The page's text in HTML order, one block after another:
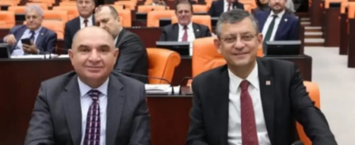
‘Mutlak butlan’ kararıyla CHP'de genel başkanlık
görevine geri dönen Kemal Kılıçdaroğlu'nun
yeni MYK'sında görevli eski Kocaeli Milletvekili
Tahsin Tarhan'ın, CHP lideri Özgür Özel'in
kazandığı 38. Olağan Kurultay sonrası Özel için
övgüler dizdiği ortaya çıktı.